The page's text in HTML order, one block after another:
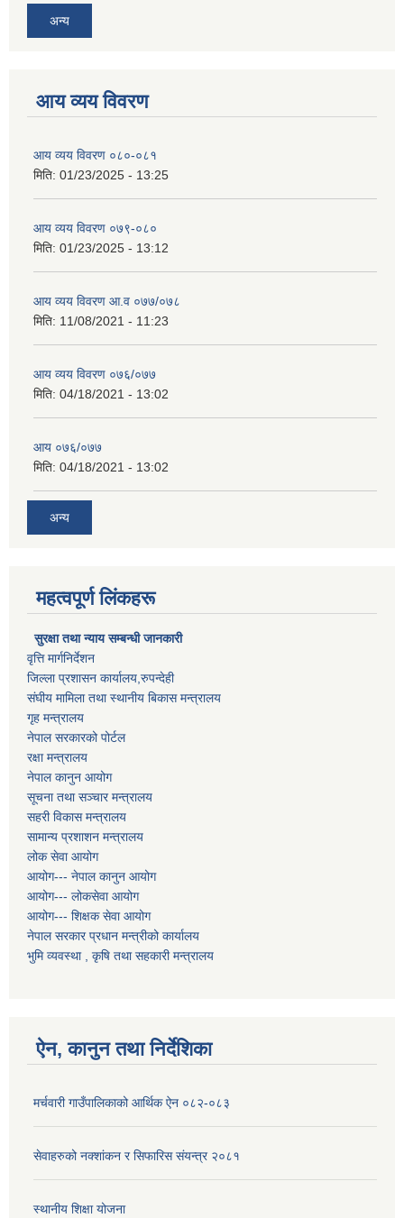
अन्य
आय व्यय विवरण
आय व्यय विवरण ०८०-०८१
मिति: 01/23/2025 - 13:25
आय व्यय विवरण ०७९-०८०
मिति: 01/23/2025 - 13:12
आय व्यय विवरण आ.व ०७७/०७८
मिति: 11/08/2021 - 11:23
आय व्यय विवरण ०७६/०७७
मिति: 04/18/2021 - 13:02
आय ०७६/०७७
मिति: 04/18/2021 - 13:02
अन्य
महत्वपूर्ण लिंकहरू
सुरक्षा तथा न्याय सम्बन्धी जानकारी
वृत्ति मार्गनिर्देशन
जिल्ला प्रशासन कार्यालय,रुपन्देही
संघीय मामिला तथा स्थानीय बिकास मन्त्रालय
गृह मन्त्रालय
नेपाल सरकारको पोर्टल
रक्षा मन्त्रालय
नेपाल कानुन आयोग
सूचना तथा सञ्चार मन्त्रालय
सहरी विकास मन्त्रालय
सामान्य प्रशाशन मन्त्रालय
लोक सेवा आयोग
आयोग--- नेपाल कानुन आयोग
आयोग--- लोकसेवा आयोग
आयोग--- शिक्षक सेवा आयोग
नेपाल सरकार प्रधान मन्त्रीको कार्यालय
भुमि व्यवस्था , कृषि तथा सहकारी मन्त्रालय
ऐन, कानुन तथा निर्देशिका
मर्चवारी गाउँपालिकाको आर्थिक ऐन ०८२-०८३
सेवाहरुको नक्शांकन र सिफारिस संयन्त्र २०८१
स्थानीय शिक्षा योजना